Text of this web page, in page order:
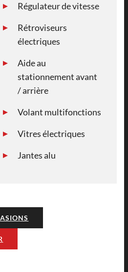
Régulateur de vitesse
Rétroviseurs
électriques
Aide au
stationnement avant
/ arrière
Volant multifonctions
Vitres électriques
Jantes alu